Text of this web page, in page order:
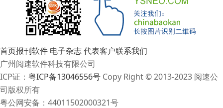
首页报刊软件 电子杂志代表客户联系我们
广州阅速软件科技有限公司
ICP证： 粤ICP备13046556号 Copy Right © 2013-2023 阅速公
司版权所有
粤公网安备：44011502000321号